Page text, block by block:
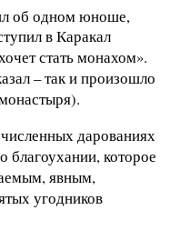
об одном юноше,
в Каракал
стать монахом».
– так и произошло
дарованиях
благоухании, которое
явным,
угодников